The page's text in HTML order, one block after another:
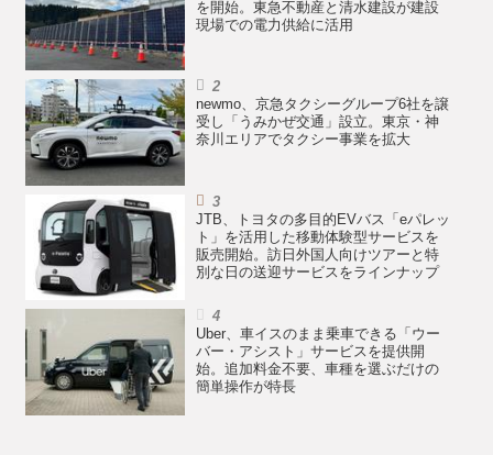
を開始。東急不動産と清水建設が建設
現場での電力供給に活用
newmo、京急タクシーグループ6社を譲
受し「うみかぜ交通」設立。東京・神
奈川エリアでタクシー事業を拡大
JTB、トヨタの多目的EVバス「eパレッ
ト」を活用した移動体験型サービスを
販売開始。訪日外国人向けツアーと特
別な日の送迎サービスをラインナップ
Uber、車イスのまま乗車できる「ウー
バー・アシスト」サービスを提供開
始。追加料金不要、車種を選ぶだけの
簡単操作が特長